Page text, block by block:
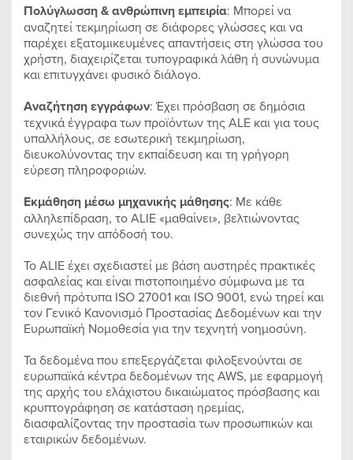
Πολύγλωσση & ανθρώπινη εμπειρία: Μπορεί να
αναζητεί τεκμηρίωση σε διάφορες γλώσσες και να
παρέχει εξατομικευμένες απαντήσεις στη γλώσσα του
χρήστη, διαχειρίζεται τυπογραφικά λάθη ή συνώνυμα
και επιτυγχάνει φυσικό διάλογο.
Αναζήτηση εγγράφων: Έχει πρόσβαση σε δημόσια
τεχνικά έγγραφα των προϊόντων της ALE και για τους
υπαλλήλους, σε εσωτερική τεκμηρίωση,
διευκολύνοντας την εκπαίδευση και τη γρήγορη
εύρεση πληροφοριών.
Εκμάθηση μέσω μηχανικής μάθησης: Με κάθε
αλληλεπίδραση, το ALIE «μαθαίνει», βελτιώνοντας
συνεχώς την απόδοσή του.
Το ALIE έχει σχεδιαστεί με βάση αυστηρές πρακτικές
ασφαλείας και είναι πιστοποιημένο σύμφωνα με τα
διεθνή πρότυπα ISO 27001 και ISO 9001, ενώ τηρεί και
τον Γενικό Κανονισμό Προστασίας Δεδομένων και την
Ευρωπαϊκή Νομοθεσία για την τεχνητή νοημοσύνη.
Τα δεδομένα που επεξεργάζεται φιλοξενούνται σε
ευρωπαϊκά κέντρα δεδομένων της AWS, με εφαρμογή
της αρχής του ελάχιστου δικαιώματος πρόσβασης και
κρυπτογράφηση σε κατάσταση ηρεμίας,
διασφαλίζοντας την προστασία των προσωπικών και
εταιρικών δεδομένων.